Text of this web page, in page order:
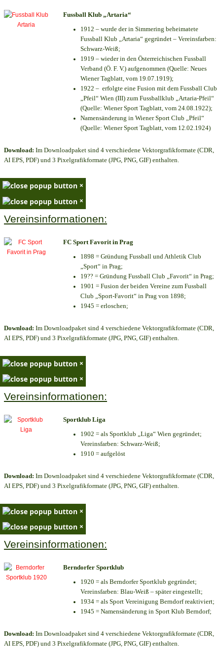
Fussball Klub „Artaria“
1912 – wurde der in Simmering beheimatete
Fussball Klub „Artaria“ gegründet – Vereinsfarben:
Schwarz-Weiß;
1919 – wieder in den Österreichischen Fussball
Verband (Ö. F. V.) aufgenommen (Quelle: Neues
Wiener Tagblatt, vom 19.07.1919);
1922 – erfolgte eine Fusion mit dem Fussball Club
„Pfeil“ Wien (III) zum Fussballklub „Artaria-Pfeil“
(Quelle: Wiener Sport Tagblatt, vom 24.08.1922);
Namensänderung in Wiener Sport Club „Pfeil“
(Quelle: Wiener Sport Tagblatt, vom 12.02.1924)
Download: Im Downloadpaket sind 4 verschiedene Vektorgrafikformate (CDR,
AI EPS, PDF) und 3 Pixelgrafikformate (JPG, PNG, GIF) enthalten.
×
×
Vereinsinformationen:
FC Sport Favorit in Prag
1898 = Gründung Fussball und Athletik Club
„Sport“ in Prag;
19?? = Gründung Fussball Club „Favorit“ in Prag;
1901 = Fusion der beiden Vereine zum Fussball
Club „Sport-Favorit“ in Prag von 1898;
1945 = erloschen;
Download: Im Downloadpaket sind 4 verschiedene Vektorgrafikformate (CDR,
AI EPS, PDF) und 3 Pixelgrafikformate (JPG, PNG, GIF) enthalten.
×
×
Vereinsinformationen:
Sportklub Liga
1902 = als Sportklub „Liga“ Wien gegründet;
Vereinsfarben: Schwarz-Weiß;
1910 = aufgelöst
Download: Im Downloadpaket sind 4 verschiedene Vektorgrafikformate (CDR,
AI EPS, PDF) und 3 Pixelgrafikformate (JPG, PNG, GIF) enthalten.
×
×
Vereinsinformationen:
Berndorfer Sportklub
1920 = als Berndorfer Sportklub gegründet;
Vereinsfarben: Blau-Weiß – später eingestellt;
1934 = als Sport Vereinigung Berndorf reaktiviert;
1945 = Namensänderung in Sport Klub Berndorf;
Download: Im Downloadpaket sind 4 verschiedene Vektorgrafikformate (CDR,
AI EPS, PDF) und 3 Pixelgrafikformate (JPG, PNG, GIF) enthalten.